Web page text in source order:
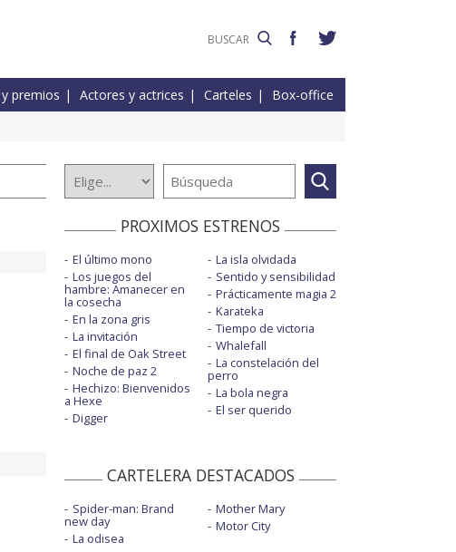
premios Actores y actrices Carteles Box-office
PROXIMOS ESTRENOS
El último mono
Los juegos del
hambre: Amanecer en
la cosecha
En la zona gris
La invitación
El final de Oak Street
Noche de paz 2
Hechizo: Bienvenidos
a Hexe
Digger
La isla olvidada
Sentido y sensibilidad
Prácticamente magia 2
Karateka
Tiempo de victoria
Whalefall
La constelación del
perro
La bola negra
El ser querido
CARTELERA DESTACADOS
Spider-man: Brand
new day
La odisea
Mother Mary
Motor City